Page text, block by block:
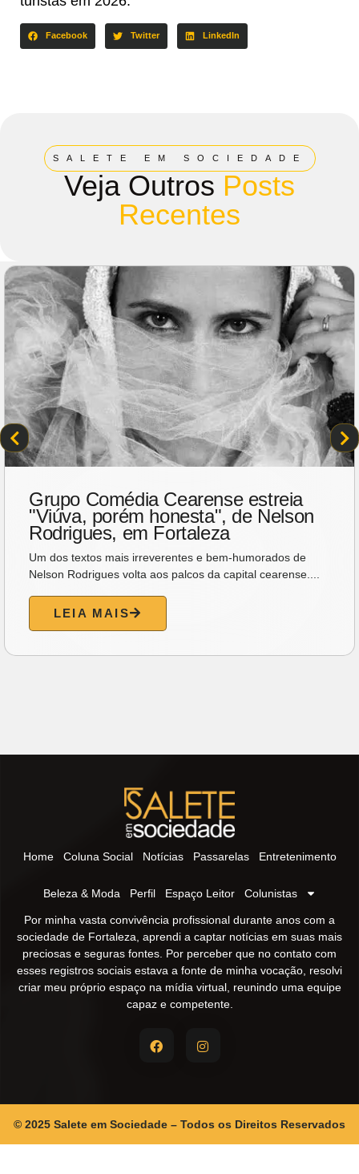
Facebook Twitter LinkedIn
SALETE EM SOCIEDADE
Veja Outros Posts
Recentes
As porteiras da morte
Desde que meu avô paterno faleceu, nunca mais pisei em
um cemitério para sepultar um parente. Do velho...
LEIA MAIS
Home Coluna Social Notícias Passarelas Entretenimento
Beleza & Moda Perfil Espaço Leitor Colunistas
Por minha vasta convivência profissional durante anos com a
sociedade de Fortaleza, aprendi a captar notícias em suas mais
preciosas e seguras fontes. Por perceber que no contato com
esses registros sociais estava a fonte de minha vocação, resolvi
criar meu próprio espaço na mídia virtual, reunindo uma equipe
capaz e competente.
© 2025 Salete em Sociedade – Todos os Direitos Reservados